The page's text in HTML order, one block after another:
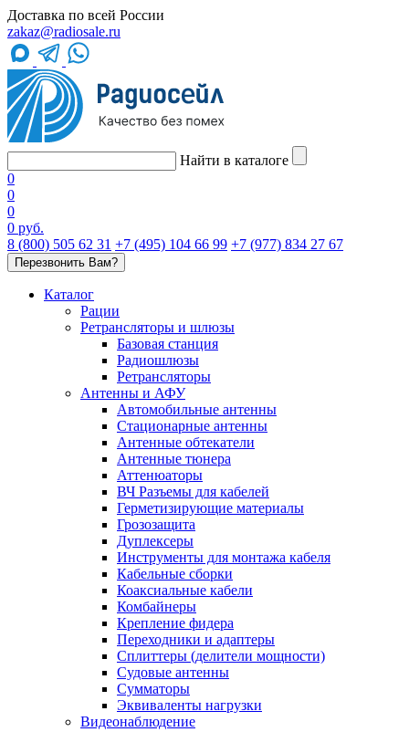
Доставка по всей России
zakaz@radiosale.ru
Найти в каталоге
0
0
0
0 руб.
8 (800) 505 62 31 +7 (495) 104 66 99 +7 (977) 834 27 67
Перезвонить Вам?
Каталог
Рации
Ретрансляторы и шлюзы
Базовая станция
Радиошлюзы
Ретрансляторы
Антенны и АФУ
Автомобильные антенны
Стационарные антенны
Антенные обтекатели
Антенные тюнера
Аттенюаторы
ВЧ Разъемы для кабелей
Герметизирующие материалы
Грозозащита
Дуплексеры
Инструменты для монтажа кабеля
Кабельные сборки
Коаксиальные кабели
Комбайнеры
Крепление фидера
Переходники и адаптеры
Сплиттеры (делители мощности)
Судовые антенны
Сумматоры
Эквиваленты нагрузки
Видеонаблюдение